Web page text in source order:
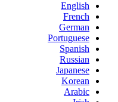
English
French
German
Portuguese
Spanish
Russian
Japanese
Korean
Arabic